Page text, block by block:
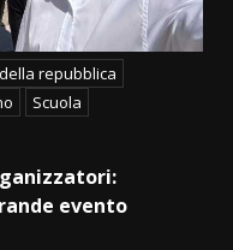
repubblica
Scuola
evento